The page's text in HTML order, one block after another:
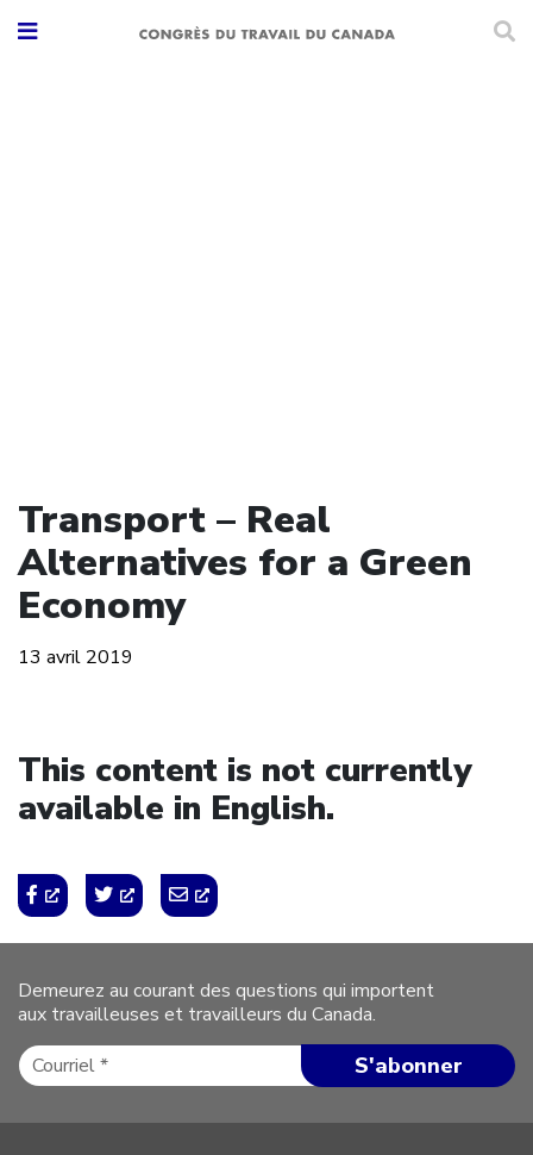
Transport – Real
Alternatives for a Green
Economy
13 avril 2019
This content is not currently
available in English.
Demeurez au courant des questions qui importent
aux travailleuses et travailleurs du Canada.